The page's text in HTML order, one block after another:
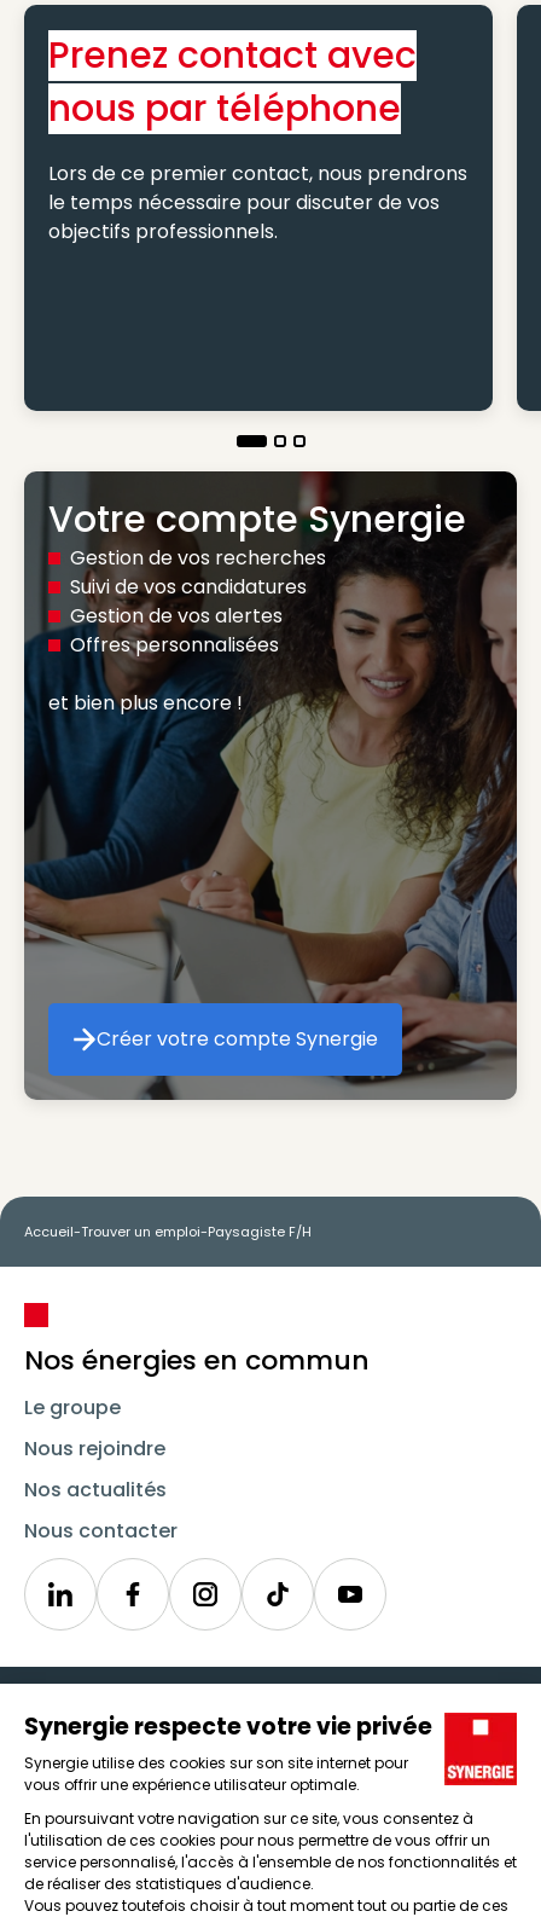
Prenez contact avec
nous par téléphone
Lors de ce premier contact, nous prendrons
le temps nécessaire pour discuter de vos
objectifs professionnels.
Votre compte Synergie
Gestion de vos recherches
Suivi de vos candidatures
Gestion de vos alertes
Offres personnalisées
et bien plus encore !
Créer votre compte Synergie
Créer votre compte Synergie
Accueil-Trouver un emploi-Paysagiste F/H
Nos énergies en commun
Le groupe
Nous rejoindre
Nos actualités
Nous contacter
LinkedinSynergieInstagramTikTok Youtube
Icône d'illustration
Candidats
Entreprises
Icône d'illustration
Nos agences
Icône d'illustration
Conditions générales d'utilisation et mentions légales